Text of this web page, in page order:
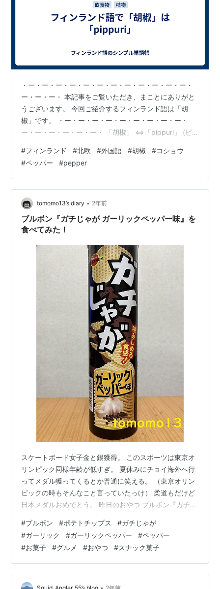
・ー・ー・ー・ー・ー・ー・ー・ー・ー・ー・ー・ー・
ー・ー・ー・ 本記事をご覧いただき、まことにありがと
うございます。 今回ご紹介するフィンランド語は「胡
椒」です。 ・ー・ー・ー・ー・ー・ー・ー・ー・ー・
ー・ー・ー・ー・ー・ー・ 「胡椒」 ⇔「pippuri」 (ピ
ー・ー・ー・ー・ー・ー・ー・ー・ 〔例文〕 「胡椒はか
つては高級品でした。」 ⇔「Pippuri oli aikoinaan
luksustuote.」 (ピップリ オリ アイコイナーン ルクスス
トゥオテ) ⇔「Pepper was once a luxury item.」 …
#フィンランド #北欧 #外国語 #胡椒 #コショウ
#ペッパー #pepper
tomomo13’s diary • 2年前
ブルボン『ガチじゃが ガーリックペッパー味』を
食べてみた！
スケートボード女子金と銀獲得。 このスポーツは東京オ
リンピック同様年齢が低すぎ。 夏休みにチョイ海外へ行
ってメダル獲ってくるとか普通に笑える。 （東京オリン
ピックの時もそんなこと言っていたっけ） 柔道もだけど
日本メダルおめでとう。 昨日のおやつ ブルボン『ガチじ
ごしていました。 やっぱり高校野球とかオリンピックと
か何だかんだで観ちゃいますね。 （単に外に出たくない
だけ） おやつが無くなればチョイコンビニやスーパーに
行って買ってきてしまった感じでカロリー消費はほとん
どしてません。 反省しなくちゃ。 リンク 『ガチじゃが
ガーリックペッパー味』…
#ブルボン #ポテトチップス #ガチじゃが
#ガーリック #ガーリックペッパー #ペッパー
#お菓子 #グルメ #おやつ #スナック菓子